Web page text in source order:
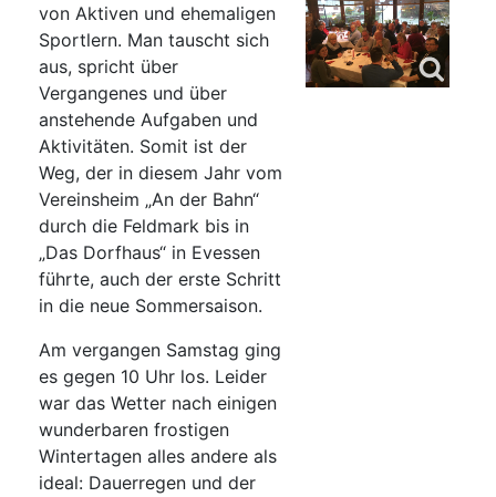
von Aktiven und ehemaligen
Sportlern. Man tauscht sich
aus, spricht über
Vergangenes und über
anstehende Aufgaben und
Aktivitäten. Somit ist der
Weg, der in diesem Jahr vom
Vereinsheim „An der Bahn“
durch die Feldmark bis in
„Das Dorfhaus“ in Evessen
führte, auch der erste Schritt
in die neue Sommersaison.
Am vergangen Samstag ging
es gegen 10 Uhr los. Leider
war das Wetter nach einigen
wunderbaren frostigen
Wintertagen alles andere als
ideal: Dauerregen und der